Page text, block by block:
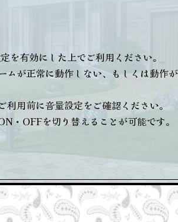
有効にした上でご利用ください。
が正常に動作しない、もしくは動作
用前に音量設定をご確認ください。
・OFFを切り替えることが可能です。